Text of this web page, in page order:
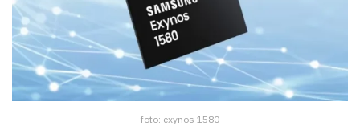
foto: exynos 1580